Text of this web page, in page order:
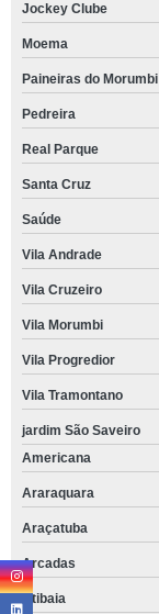
Jockey Clube
Moema
Paineiras do Morumbi
Pedreira
Real Parque
Santa Cruz
Saúde
Vila Andrade
Vila Cruzeiro
Vila Morumbi
Vila Progredior
Vila Tramontano
jardim São Saveiro
Americana
Araraquara
Araçatuba
Arcadas
Atibaia